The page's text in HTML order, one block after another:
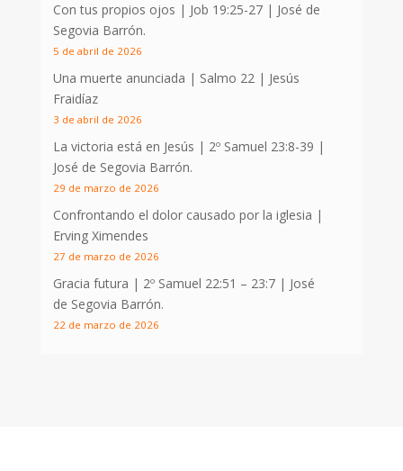
Con tus propios ojos | Job 19:25-27| José de
Segovia Barrón.
5 de abril de 2026
Una muerte anunciada | Salmo 22| Jesús
Fraidíaz
3 de abril de 2026
La victoria está en Jesús | 2º Samuel 23:8-39 |
José de Segovia Barrón.
29 de marzo de 2026
Confrontando el dolor causado por la iglesia |
Erving Ximendes
27 de marzo de 2026
Gracia futura | 2º Samuel 22:51 – 23:7| José
de Segovia Barrón.
22 de marzo de 2026